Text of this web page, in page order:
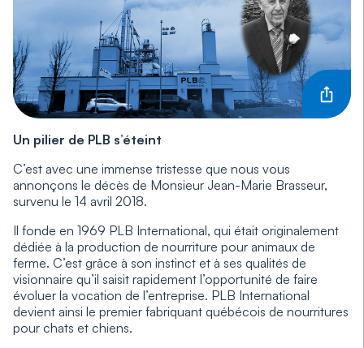
Un pilier de PLB s’éteint
C’est avec une immense tristesse que nous vous
annonçons le décès de Monsieur Jean-Marie Brasseur,
survenu le 14 avril 2018.
Il fonde en 1969 PLB International, qui était originalement
dédiée à la production de nourriture pour animaux de
ferme. C’est grâce à son instinct et à ses qualités de
visionnaire qu’il saisit rapidement l’opportunité de faire
évoluer la vocation de l’entreprise. PLB International
devient ainsi le premier fabriquant québécois de nourritures
pour chats et chiens.